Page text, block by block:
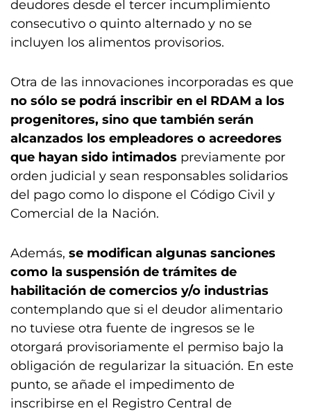
deudores desde el tercer incumplimiento
consecutivo o quinto alternado y no se
incluyen los alimentos provisorios.
Otra de las innovaciones incorporadas es que
no sólo se podrá inscribir en el RDAM a los
progenitores, sino que también serán
alcanzados los empleadores o acreedores
que hayan sido intimados previamente por
orden judicial y sean responsables solidarios
del pago como lo dispone el Código Civil y
Comercial de la Nación.
Además, se modifican algunas sanciones
como la suspensión de trámites de
habilitación de comercios y/o industrias
contemplando que si el deudor alimentario
no tuviese otra fuente de ingresos se le
otorgará provisoriamente el permiso bajo la
obligación de regularizar la situación. En este
punto, se añade el impedimento de
inscribirse en el Registro Central de